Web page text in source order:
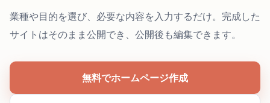
業種や目的を選び、必要な内容を入力するだけ。完成した
サイトはそのまま公開でき、公開後も編集できます。
無料でホームページ作成